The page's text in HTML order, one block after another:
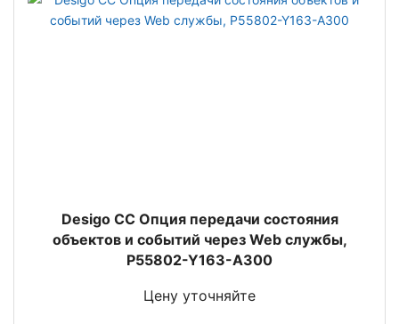
Desigo CC Опция передачи состояния
объектов и событий через Web службы,
P55802-Y163-A300
Цену уточняйте